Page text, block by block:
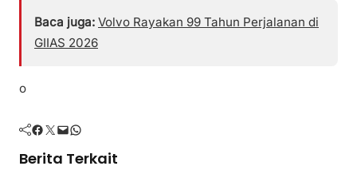
Baca juga: Volvo Rayakan 99 Tahun Perjalanan di
GIIAS 2026
o
Facebook Twitter Mail WhatsApp
Berita Terkait